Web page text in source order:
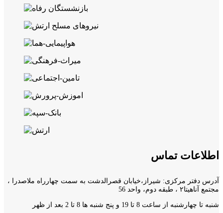
اطلاعات تماس
آدرس دفتر مرکزی: شیراز،خیابان قصرالدشت به سمت چهارراه ملاصدرا ،
مجتمع آناهیتا۲ ، طبقه دوم، واحد 56
شنبه تا چهارشنبه از ساعت 8 تا 19 و پنج شنبه ها 8 تا 2 بعد از ظهر